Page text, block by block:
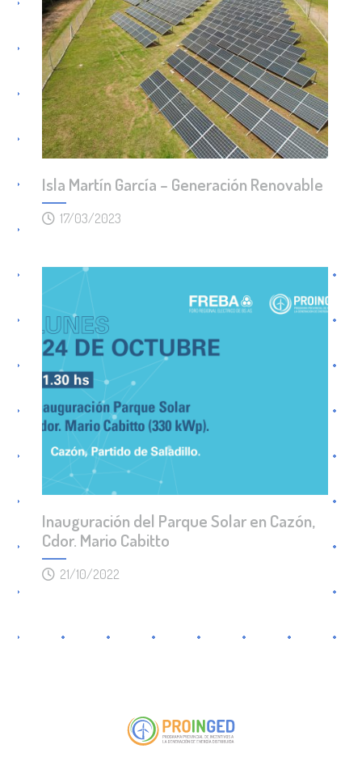
Isla Martín García – Generación Renovable
17/03/2023
Inauguración del Parque Solar en Cazón,
Cdor. Mario Cabitto
21/10/2022